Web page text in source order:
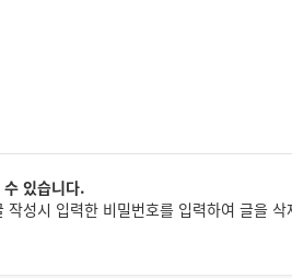
있습니다.
작성시 입력한 비밀번호를 입력하여 글을 삭